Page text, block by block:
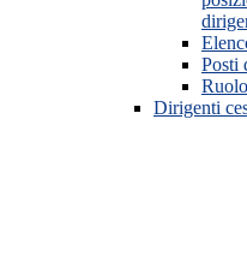
Posti
Dirigenti